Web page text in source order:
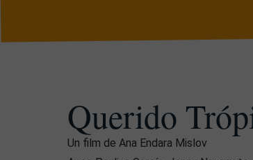
Querido
Un film de Ana Endara Mislov